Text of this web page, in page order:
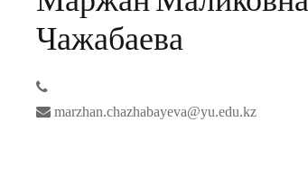
Чажабаева
marzhan.chazhabayeva@yu.edu.kz